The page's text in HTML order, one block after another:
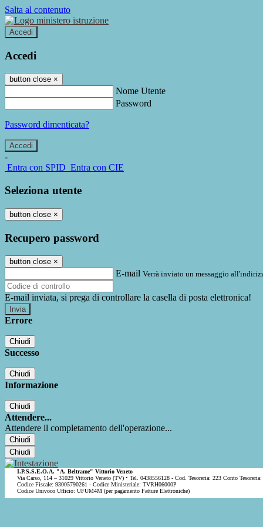
Salta al contenuto
Accedi
Accedi
button close ×
Nome Utente
Password
Password dimenticata?
-
Entra con SPID Entra con CIE
Seleziona utente
button close ×
Recupero password
button close ×
E-mail Verrà inviato un messaggio
E-mail inviata, si prega di controllare la casella di posta elettronica!
Errore
Chiudi
Successo
Chiudi
Informazione
Chiudi
Attendere...
Attendere il completamento dell'operazione...
Chiudi
Chiudi
I.P.S.S.E.O.A. "A. Beltrame" Vittorio Veneto
Via Carso, 114 – 31029 Vittorio Veneto (TV) • Tel. 0438556128 - Cod. Tesoreria: 223 Conto
Codice Fiscale: 93005790261 - Codice Ministeriale: TVRH06000P
Codice Univoco Ufficio: UFUM4M (per pagamento Fatture Elettroniche)